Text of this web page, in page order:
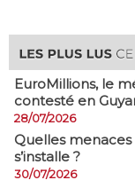
EuroMillions, ​le
contesté en
28/07/2026
Quelles
s’installe ?
30/07/2026